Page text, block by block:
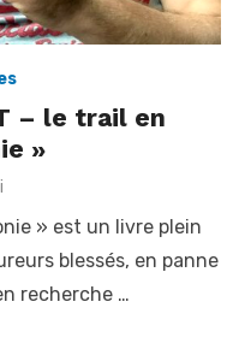
– le trail en
»
» est un livre plein
blessés, en panne
recherche …